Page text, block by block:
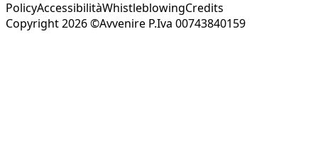
PolicyAccessibilitàWhistleblowingCredits
Copyright 2026 ©Avvenire P.Iva 00743840159